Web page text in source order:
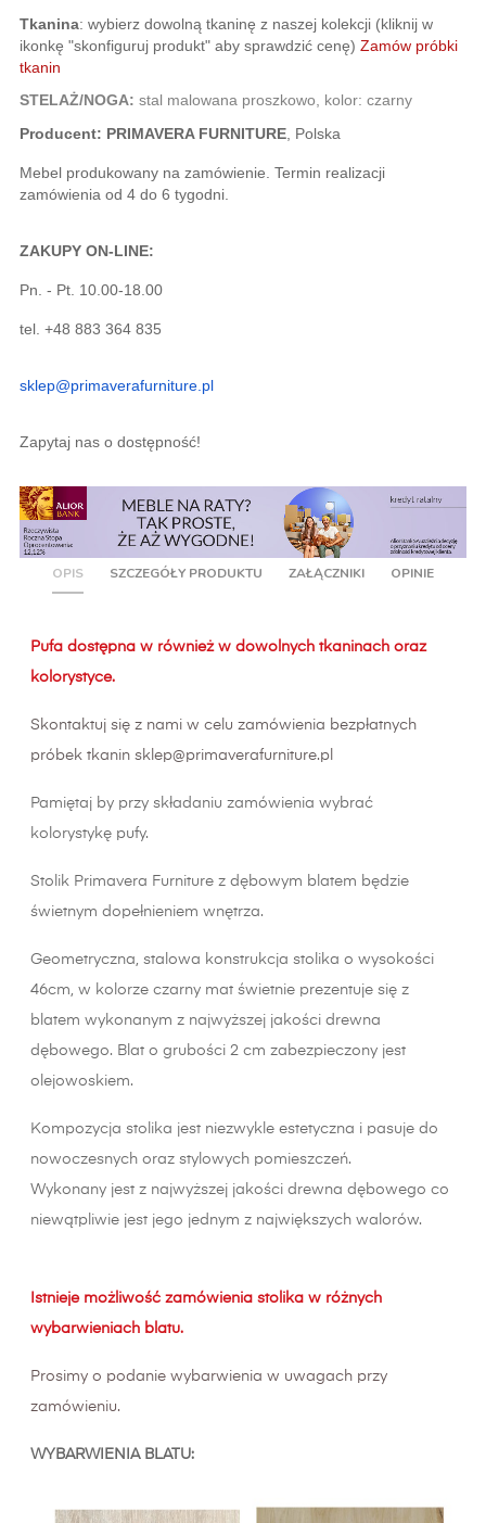
Tkanina: wybierz dowolną tkaninę z naszej kolekcji (kliknij w
ikonkę "skonfiguruj produkt" aby sprawdzić cenę) Zamów próbki
tkanin
STELAŻ/NOGA: stal malowana proszkowo, kolor: czarny
Producent: PRIMAVERA FURNITURE , Polska
Mebel produkowany na zamówienie. Termin realizacji
zamówienia od 4 do 6 tygodni.
ZAKUPY ON-LINE:
Pn. - Pt. 10.00-18.00
tel. +48 883 364 835
sklep@primaverafurniture.pl
Zapytaj nas o dostępność!
OPIS SZCZEGÓŁY PRODUKTU ZAŁĄCZNIKI OPINIE
Pufa dostępna w również w dowolnych tkaninach oraz
kolorystyce.
Skontaktuj się z nami w celu zamówienia bezpłatnych
próbek tkanin sklep@primaverafurniture.pl
Pamiętaj by przy składaniu zamówienia wybrać
kolorystykę pufy.
Stolik Primavera Furniture z dębowym blatem będzie
świetnym dopełnieniem wnętrza.
Geometryczna, stalowa konstrukcja stolika o wysokości
46cm, w kolorze czarny mat świetnie prezentuje się z
blatem wykonanym z najwyższej jakości drewna
dębowego. Blat o grubości 2 cm zabezpieczony jest
olejowoskiem.
Kompozycja stolika jest niezwykle estetyczna i pasuje do
nowoczesnych oraz stylowych pomieszczeń.
Wykonany jest z najwyższej jakości drewna dębowego co
niewątpliwie jest jego jednym z największych walorów.
Istnieje możliwość zamówienia stolika w różnych
wybarwieniach blatu.
Prosimy o podanie wybarwienia w uwagach przy
zamówieniu.
WYBARWIENIA BLATU: